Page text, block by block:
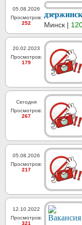
05.08.2026
Просмотров:
252
Минск |
20.02.2023
Просмотров:
179
Сегодня
Просмотров:
267
05.08.2026
Просмотров:
217
12.10.2022
Просмотров:
321